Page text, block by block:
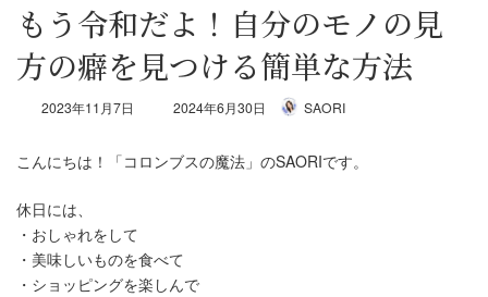
もう令和だよ！自分のモノの見
方の癖を見つける簡単な方法
2023年11月7日
最
新
2024年6月30日 SAORI
こんにちは！「コロンブスの魔法」のSAORIです。
休日には、
・おしゃれをして
・美味しいものを食べて
・ショッピングを楽しんで